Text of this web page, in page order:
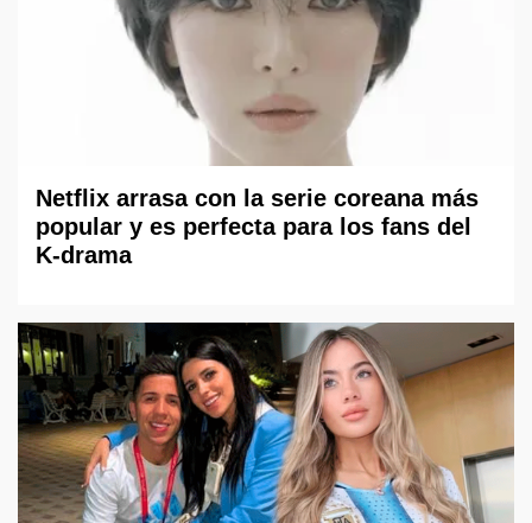
Netflix arrasa con la serie coreana más
popular y es perfecta para los fans del
K-drama